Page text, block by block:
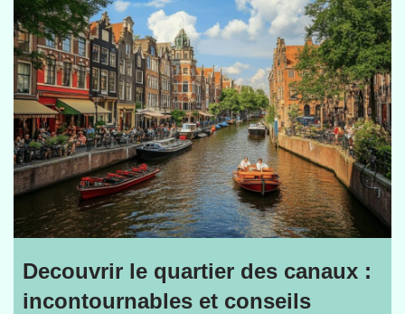
Decouvrir le quartier des canaux :
incontournables et conseils